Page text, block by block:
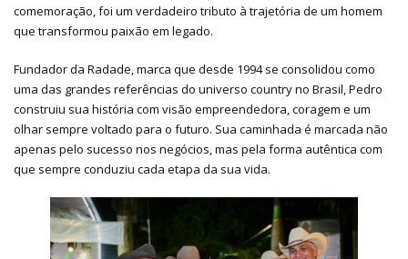
comemoração, foi um verdadeiro tributo à trajetória de um homem
que transformou paixão em legado.
Fundador da Radade, marca que desde 1994 se consolidou como
uma das grandes referências do universo country no Brasil, Pedro
construiu sua história com visão empreendedora, coragem e um
olhar sempre voltado para o futuro. Sua caminhada é marcada não
apenas pelo sucesso nos negócios, mas pela forma autêntica com
que sempre conduziu cada etapa da sua vida.